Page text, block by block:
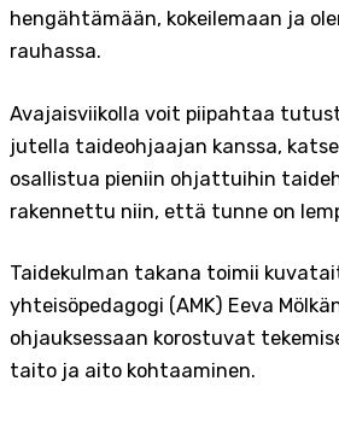
hengähtämään, kokeilemaan ja
rauhassa.
Avajaisviikolla voit piipahtaa
jutella taideohjaajan kanssa,
osallistua pieniin ohjattuihin
rakennettu niin, että tunne on
Taidekulman takana toimii
yhteisöpedagogi (AMK) Eeva
ohjauksessaan korostuvat
taito ja aito kohtaaminen.